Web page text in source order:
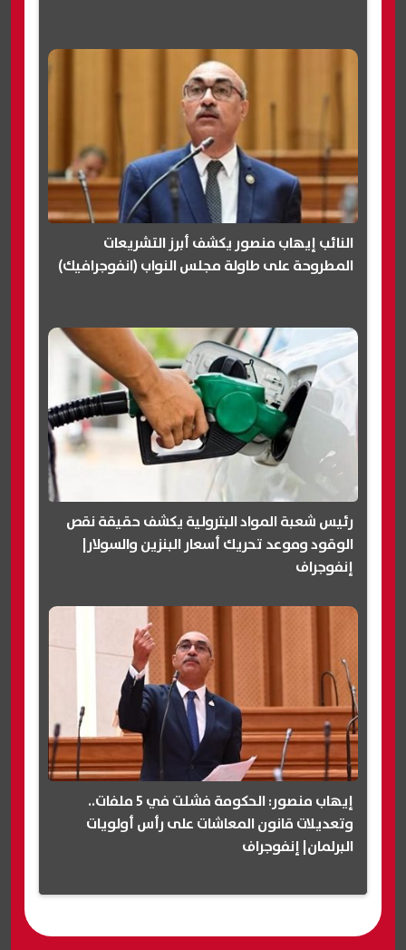
النائب إيهاب منصور يكشف أبرز التشريعات
المطروحة على طاولة مجلس النواب (انفوجرافيك)
رئيس شعبة المواد البترولية يكشف حقيقة نقص
الوقود وموعد تحريك أسعار البنزين والسولار|
إنفوجراف
إيهاب منصور: الحكومة فشلت في 5 ملفات..
وتعديلات قانون المعاشات على رأس أولويات
البرلمان| إنفوجراف